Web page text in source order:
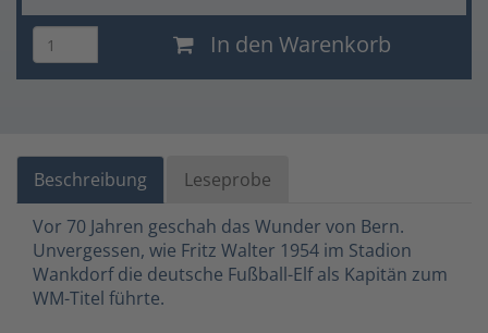
In den Warenkorb
Beschreibung
Leseprobe
Vor 70 Jahren geschah das Wunder von Bern.
Unvergessen, wie Fritz Walter 1954 im Stadion
Wankdorf die deutsche Fußball-Elf als Kapitän zum
WM-Titel führte.